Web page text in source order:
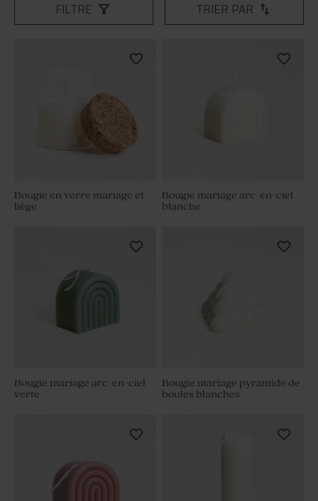
FILTRE TRIER PAR
Bougie en verre mariage et
liège
Bougie mariage arc-en-ciel
blanche
Bougie mariage arc-en-ciel
verte
Bougie mariage pyramide de
boules blanches